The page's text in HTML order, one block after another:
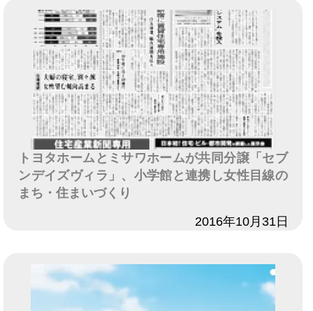
トヨタホームとミサワホームが共同分譲「セブ
ンデイズヴィラ」、小学館と連携し女性目線の
まち・住まいづくり
2016年10月31日